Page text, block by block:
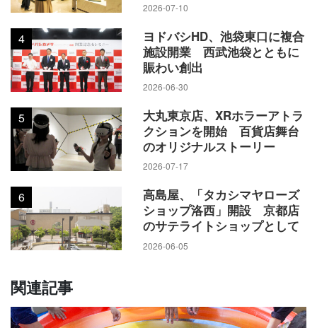
2026-07-10
4
ヨドバシHD、池袋東口に複合
施設開業 西武池袋とともに
賑わい創出
2026-06-30
5
大丸東京店、XRホラーアトラ
クションを開始 百貨店舞台
のオリジナルストーリー
2026-07-17
6
高島屋、「タカシマヤローズ
ショップ洛西」開設 京都店
のサテライトショップとして
2026-06-05
関連記事